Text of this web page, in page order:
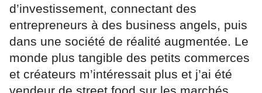
d’investissement, connectant des
entrepreneurs à des business angels, puis
dans une société de réalité augmentée. Le
monde plus tangible des petits commerces
et créateurs m’intéressait plus et j’ai été